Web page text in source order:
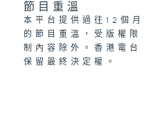
節目重溫
本平台提供過往12個月
的節目重溫，受版權限
制內容除外。香港電台
保留最終決定權。